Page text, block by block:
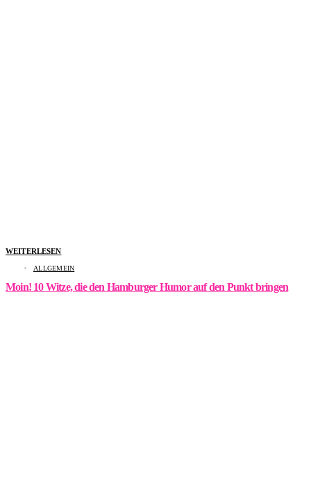
WEITERLESEN
ALLGEMEIN
Moin! 10 Witze, die den Hamburger Humor auf den Punkt bringen